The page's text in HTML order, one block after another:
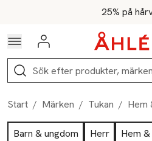
Hoppa till navigationsmenyn25% på
För medlemmar -
Logga in
Sök
Start / Märken / Tukan / Hem
Hoppa till produktsidan
Barn & ungdom Herr Hem